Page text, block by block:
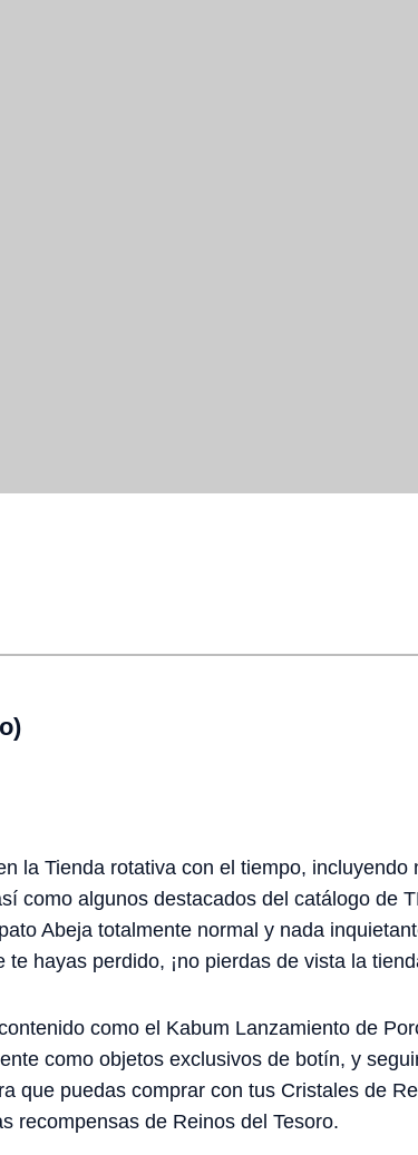
la Tienda rotativa con el tiempo,
como algunos destacados del catálogo de
Abeja totalmente normal y nada
hayas perdido, ¡no pierdas de vista la
como el Kabum Lanzamiento de
como objetos exclusivos de botín, y
que puedas comprar con tus Cristales de
recompensas de Reinos del Tesoro.